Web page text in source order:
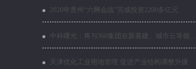
2020年贵州“六网会战”完成投资2200多亿元
中科曙光：将与360集团在新基建、城市云等领域开展合作
天津优化工业用地管理 促进产业结构调整升级